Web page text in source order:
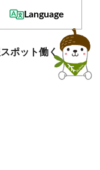
Language
スポット働く